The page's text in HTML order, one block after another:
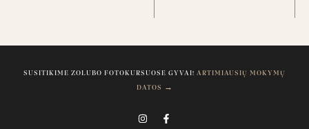
SUSITIKIME ZOLUBO FOTOKURSUOSE GYVAI! ARTIMIAUSIŲ MOKYMŲ
DATOS →